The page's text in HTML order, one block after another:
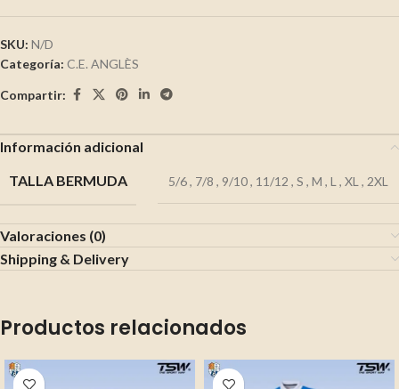
SKU: N/D
Categoría: C.E. ANGLÈS
Compartir:
Información adicional
TALLA BERMUDA
5/6, 7/8 , 9/10, 11/12 , S , M , L , XL , 2XL
Valoraciones (0)
Shipping & Delivery
Productos relacionados